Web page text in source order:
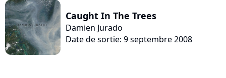
Caught In The Trees
Damien Jurado
Date de sortie: 9 septembre 2008